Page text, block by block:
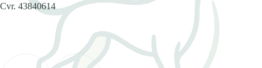
Cvr. 43840614